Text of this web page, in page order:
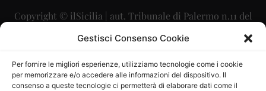
Gestisci Consenso Cookie
Per fornire le migliori esperienze, utilizziamo tecnologie come i cookie
per memorizzare e/o accedere alle informazioni del dispositivo. Il
consenso a queste tecnologie ci permetterà di elaborare dati come il
Copyright © ilSicilia | aut. Tribunale di Palermo n.11 del
29/09/2015
Direttore Editoriale: Maurizio Scaglione